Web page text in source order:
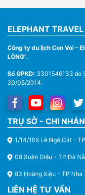
Thuê Xe Du Lịch
ELEPHANT TRAVEL
Công ty du lịch Con Voi -
LÒNG".
Số GPKD: 3301546133 do
30/05/2014.
TRỤ SỞ - CHI
1/14/105 Lê Ngô Cát -
08 Xuân Diệu - TP Đà
83 Hoàng Xiệu - TP Nha
LIÊN HỆ TƯ VẤN